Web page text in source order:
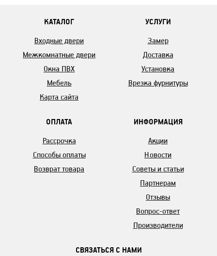
КАТАЛОГ
Входные двери
Межкомнатные двери
Окна ПВХ
Мебель
Карта сайта
УСЛУГИ
Замер
Доставка
Установка
Врезка фурнитуры
ОПЛАТА
Рассрочка
Способы оплаты
Возврат товара
ИНФОРМАЦИЯ
Акции
Новости
Советы и статьи
Партнерам
Отзывы
Вопрос-ответ
Производители
СВЯЗАТЬСЯ С НАМИ